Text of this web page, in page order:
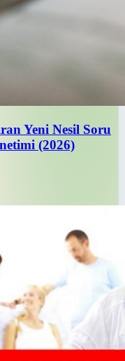
Yeni Nesil Soru
(2026)